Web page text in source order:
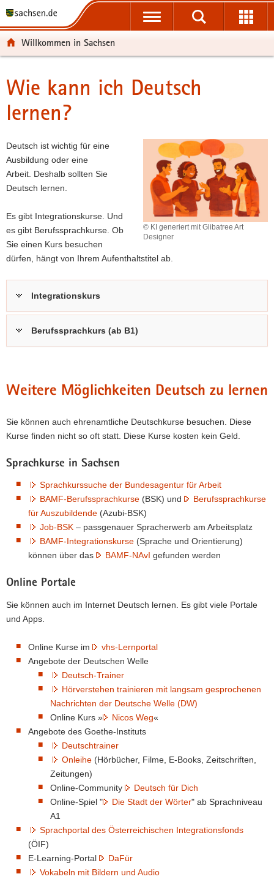
t
ü
e
g
r
e
i
e
n
d
e
i
g
a
o
t
n
v
g
a
t
i
n
p
n
a
t
t
-
e
e
i
c
h
Willkommen in Sachsen
Hauptinhalt
Wie kann ich Deutsch
lernen?
© KI generiert mit Glibatree Art
Designer
Deutsch ist wichtig für eine
Ausbildung oder eine
Arbeit. Deshalb sollten Sie
Deutsch lernen.
Es gibt Integrationskurse. Und
es gibt Berufssprachkurse. Ob
Sie einen Kurs besuchen
dürfen, hängt von Ihrem Aufenthaltstitel ab.
Integrationskurs
Berufssprachkurs (ab B1)
Weitere Möglichkeiten Deutsch zu lernen
Sie können auch ehrenamtliche Deutschkurse besuchen. Diese
Kurse finden nicht so oft statt. Diese Kurse kosten kein Geld.
Sprachkurse in Sachsen
Sprachkurssuche der Bundesagentur für Arbeit
BAMF-Berufssprachkurse (BSK) und
Berufssprachkurse
für Auszubildende (Azubi-BSK)
Job-BSK – passgenauer Spracherwerb am Arbeitsplatz
BAMF-Integrationskurse (Sprache und Orientierung)
können über das
BAMF-NAvI gefunden werden
Online Portale
Sie können auch im Internet Deutsch lernen. Es gibt viele Portale
und Apps.
Online Kurse im
vhs-Lernportal
Angebote der Deutschen Welle
Deutsch-Trainer
Hörverstehen trainieren mit langsam gesprochenen
Nachrichten der Deutsche Welle (DW)
Online Kurs »
Nicos Weg«
Angebote des Goethe-Instituts
Deutschtrainer
Onleihe (Hörbücher, Filme, E-Books, Zeitschriften,
Zeitungen)
Online-Community
Deutsch für Dich
Online-Spiel "
Die Stadt der Wörter" ab Sprachniveau
A1
Sprachportal des Österreichischen Integrationsfonds
(ÖIF)
E-Learning-Portal
DaFür
Vokabeln mit Bildern und Audio